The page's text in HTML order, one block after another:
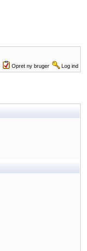
Opret ny bruger Log ind